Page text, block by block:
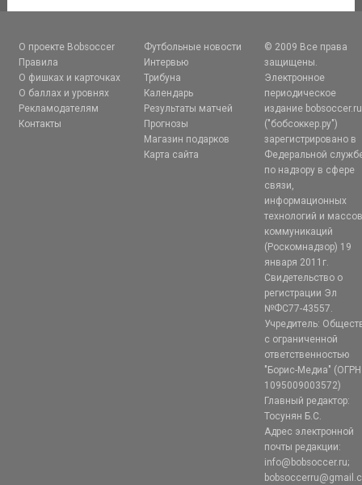
О проекте Bobsoccer
Правила
О фишках и карточках
О баллах и уровнях
Рекламодателям
Контакты
Футбольные новости
Интервью
Трибуна
Календарь
Результаты матчей
Прогнозы
Магазин подарков
Карта сайта
© 2009 Все права
защищены.
Электронное
периодическое
издание bobsoccer.ru
("бобсоккер.ру")
зарегистрировано в
Федеральной
по надзору в сфере
связи,
информационных
технологий и
коммуникаций
(Роскомнадзор) 19
января 2011г.
Свидетельство о
регистрации Эл
№ФС77-43557.
Учредитель:
с ограниченной
ответственностью
"Борис-Медиа" (ОГРН
1095009003572)
Главный редактор:
Тосунян Б.С.
Адрес электронной
почты редакции:
info@bobsoccer.ru;